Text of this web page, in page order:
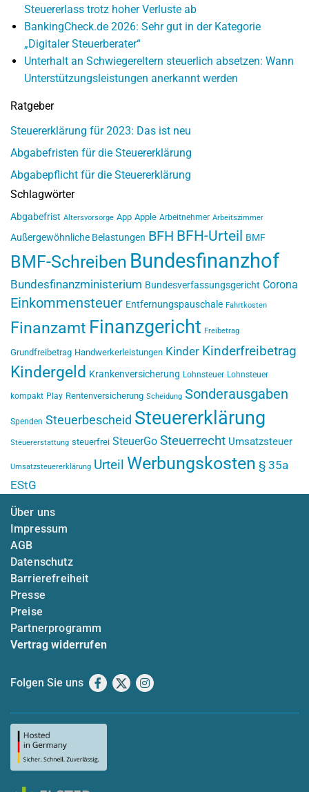
Steuererlass trotz hoher Verluste ab
BankingCheck.de 2026: Sehr gut in der Kategorie
„Digitaler Steuerberater“
Unterhalt an Schwiegereltern steuerlich absetzen: Wann
Unterstützungsleistungen anerkannt werden
Ratgeber
Steuererklärung für 2023: Das ist neu
Abgabefristen für die Steuererklärung
Abgabepflicht für die Steuererklärung
Schlagwörter
Abgabefrist Altersvorsorge App Apple Arbeitnehmer Arbeitszimmer
Außergewöhnliche Belastungen BFH BFH-Urteil BMF
BMF-Schreiben Bundesfinanzhof
Bundesfinanzministerium Bundesverfassungsgericht Corona
Einkommensteuer Entfernungspauschale Fahrtkosten
Finanzamt Finanzgericht Freibetrag
Grundfreibetrag Handwerkerleistungen Kinder Kinderfreibetrag
Kindergeld Krankenversicherung Lohnsteuer Lohnsteuer
kompakt Play Rentenversicherung Scheidung Sonderausgaben
Spenden Steuerbescheid Steuererklärung
Steuererstattung steuerfrei SteuerGo Steuerrecht Umsatzsteuer
Umsatzsteuererklärung Urteil Werbungskosten § 35a
EStG
Über uns
Impressum
AGB
Datenschutz
Barrierefreiheit
Presse
Preise
Partnerprogramm
Vertrag widerrufen
Folgen Sie uns Facebook
X Instagram